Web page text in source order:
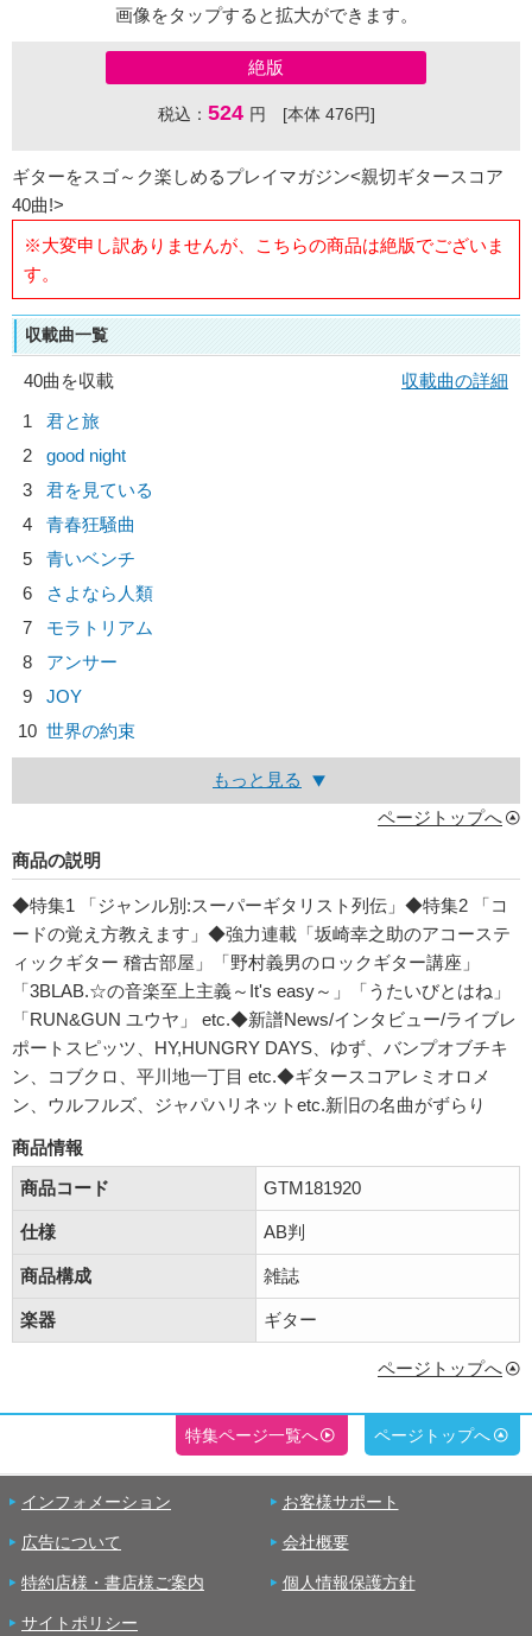
画像をタップすると拡大ができます。
絶版
税込： 524 円 [本体 476円]
ギターをスゴ～ク楽しめるプレイマガジン<親切ギタースコア
40曲!>
※大変申し訳ありませんが、こちらの商品は絶版でございま
す。
収載曲一覧
40曲を収載
収載曲の詳細
1
君と旅
2
good night
3
君を見ている
4
青春狂騒曲
5
青いベンチ
6
さよなら人類
7
モラトリアム
8
アンサー
9
JOY
10 世界の約束
もっと見る
ページトップへ
商品の説明
◆特集1 「ジャンル別:スーパーギタリスト列伝」◆特集2 「コ
ードの覚え方教えます」◆強力連載「坂崎幸之助のアコーステ
ィックギター 稽古部屋」「野村義男のロックギター講座」
「3BLAB.☆の音楽至上主義～It's easy～」「うたいびとはね」
「RUN&GUN ユウヤ」 etc.◆新譜News/インタビュー/ライブレ
ポートスピッツ、HY,HUNGRY DAYS、ゆず、バンプオブチキ
ン、コブクロ、平川地一丁目 etc.◆ギタースコアレミオロメ
ン、ウルフルズ、ジャパハリネットetc.新旧の名曲がずらり
商品情報
商品コード
GTM181920
仕様 AB判
商品構成 雑誌
楽器 ギター
ページトップへ
特集ページ一覧へ ページトップへ
インフォメーション お客様サポート
広告について 会社概要
特約店様・書店様ご案内 個人情報保護方針
サイトポリシー